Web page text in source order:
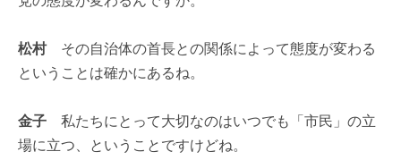
松村 その自治体の首長との関係によって態度が変わる
ということは確かにあるね。
金子 私たちにとって大切なのはいつでも「市民」の立
場に立つ、ということですけどね。